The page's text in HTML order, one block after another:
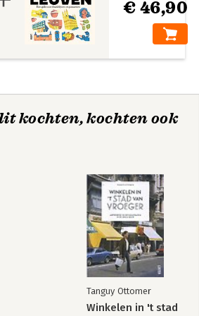
€ 46,90
kochten, kochten ook
Tanguy Ottomer
Winkelen in 't stad